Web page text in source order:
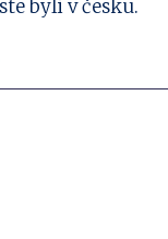
byli v česku.